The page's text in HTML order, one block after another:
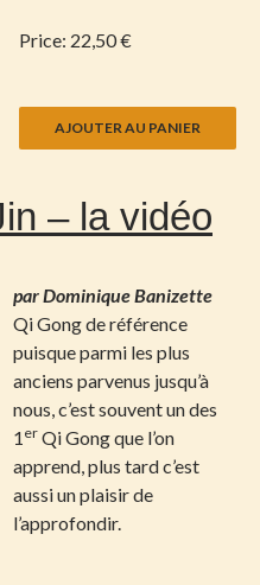
Price: 22,50 €
– la vidéo
par Dominique Banizette
Qi Gong de référence
puisque parmi les plus
anciens parvenus jusqu’à
nous, c’est souvent un des
1 er Qi Gong que l’on
apprend, plus tard c’est
aussi un plaisir de
l’approfondir.